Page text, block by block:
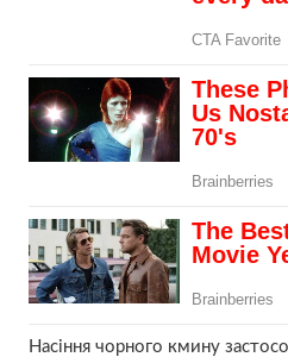
Насіння чорного кмину